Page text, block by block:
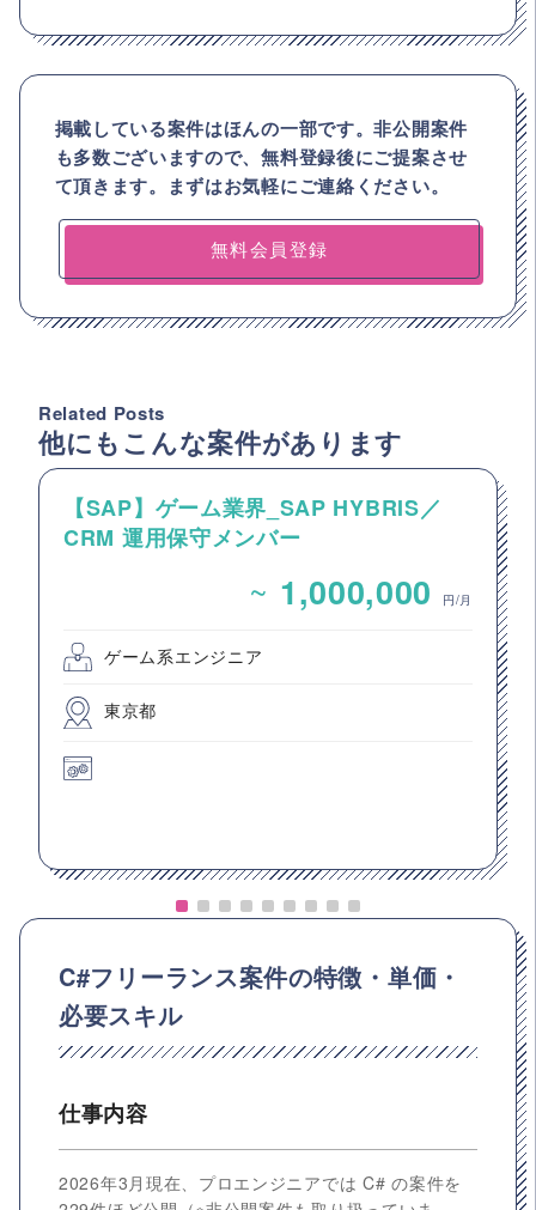
掲載している案件はほんの一部です。非公開案件
も多数ございますので、無料登録後にご提案させ
て頂きます。まずはお気軽にご連絡ください。
無料会員登録
Related Posts
他にもこんな案件があります
【SAP】ゲーム業界_SAP HYBRIS／
CRM 運用保守メンバー
~ 1,000,000 円/月
ゲーム系エンジニア
東京都
C#フリーランス案件の特徴・単価・
必要スキル
仕事内容
2026年3月現在、プロエンジニアでは C# の案件を